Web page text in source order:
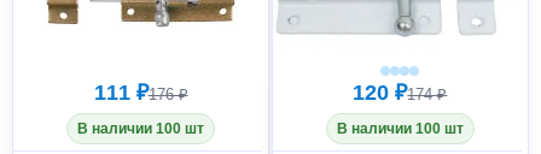
111 ₽176 ₽
В наличии 100 шт
120 ₽174 ₽
В наличии 100 шт